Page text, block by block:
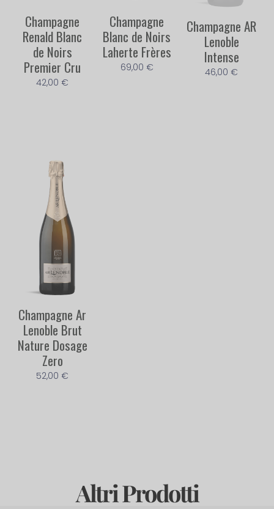
Champagne
Renald Blanc
de Noirs
Premier Cru
42,00€
Champagne
Blanc de Noirs
Laherte Frères
69,00 €
Champagne AR
Lenoble
Intense
46,00€
Champagne Ar
Lenoble Brut
Nature Dosage
Zero
52,00€
Altri Prodotti